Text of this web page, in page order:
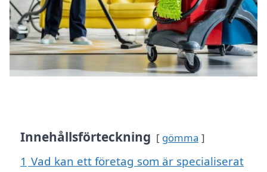
Innehållsförteckning gömma
1 Vad kan ett företag som är specialiserat